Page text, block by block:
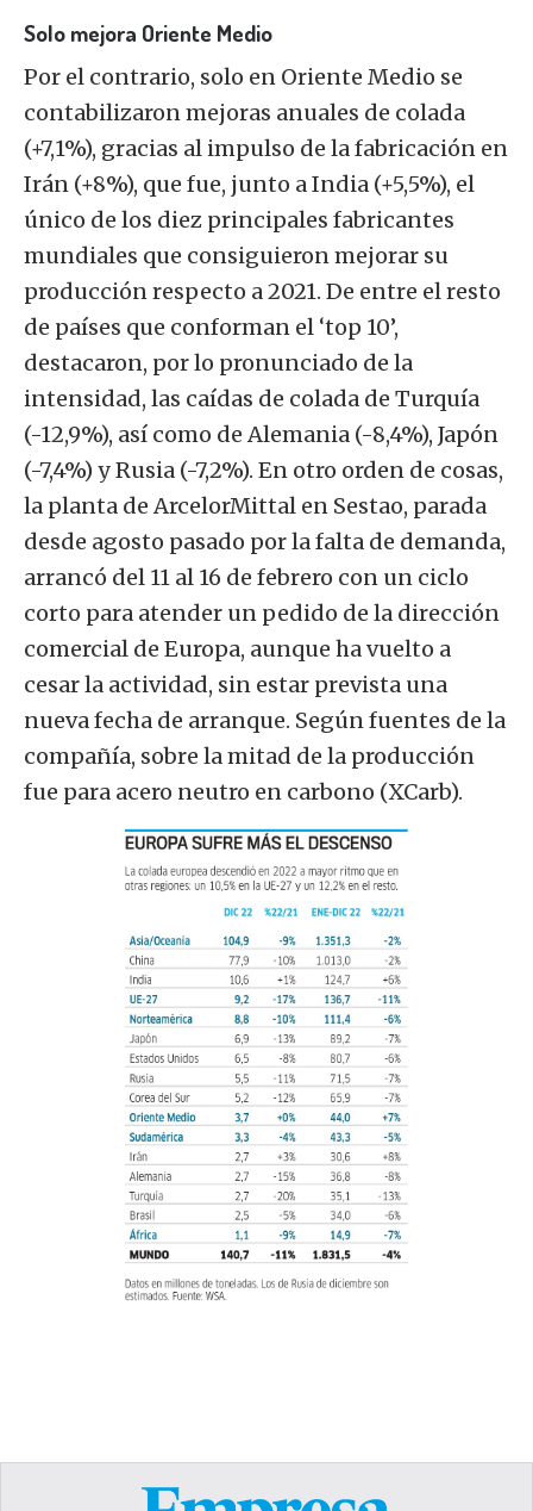
Solo mejora Oriente Medio
Por el contrario, solo en Oriente Medio se
contabilizaron mejoras anuales de colada
(+7,1%), gracias al impulso de la fabricación en
Irán (+8%), que fue, junto a India (+5,5%), el
único de los diez principales fabricantes
mundiales que consiguieron mejorar su
producción respecto a 2021. De entre el resto
de países que conforman el ‘top 10’,
destacaron, por lo pronunciado de la
intensidad, las caídas de colada de Turquía
(-12,9%), así como de Alemania (-8,4%), Japón
(-7,4%) y Rusia (-7,2%). En otro orden de cosas,
la planta de ArcelorMittal en Sestao, parada
desde agosto pasado por la falta de demanda,
arrancó del 11 al 16 de febrero con un ciclo
corto para atender un pedido de la dirección
comercial de Europa, aunque ha vuelto a
cesar la actividad, sin estar prevista una
nueva fecha de arranque. Según fuentes de la
compañía, sobre la mitad de la producción
fue para acero neutro en carbono (XCarb).